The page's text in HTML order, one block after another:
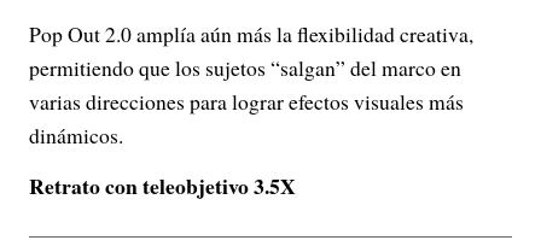
Pop Out 2.0 amplía aún más la flexibilidad creativa,
permitiendo que los sujetos “salgan” del marco en
varias direcciones para lograr efectos visuales más
dinámicos.
Retrato con teleobjetivo 3.5X